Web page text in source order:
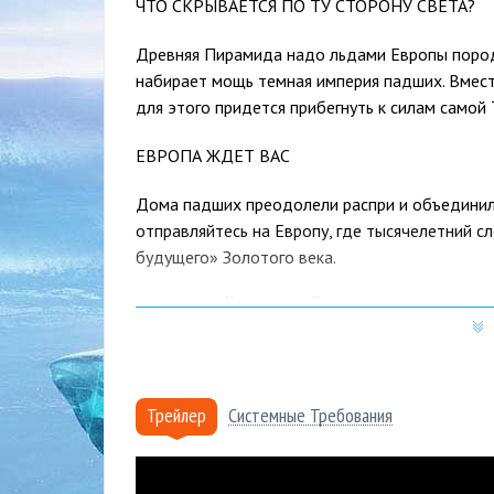
ЧТО СКРЫВАЕТСЯ ПО ТУ СТОРОНУ СВЕТА?
Древняя Пирамида надо льдами Европы
набирает мощь темная империя падших.
для этого придется прибегнуть к силам самой
ЕВРОПА ЖДЕТ ВАС
Дома падших преодолели распри и
отправляйтесь на Европу, где тысячелетний
будущего» Золотого века.
ПОВЕЛЕВАЙТЕ ТЬМОЙ
в битве с помощью эпических
одни замедляют движения врагов с помощью
чтобы потом разбить его вдребезги.
Трейлер Системные Требования